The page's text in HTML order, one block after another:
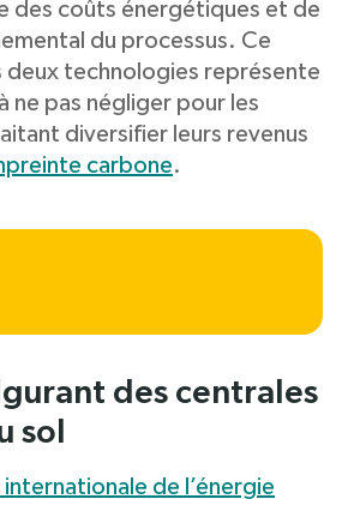
des coûts énergétiques et de
du processus. Ce
deux technologies représente
ne pas négliger pour les
diversifier leurs revenus
carbone.
des centrales
sol
de l’énergie